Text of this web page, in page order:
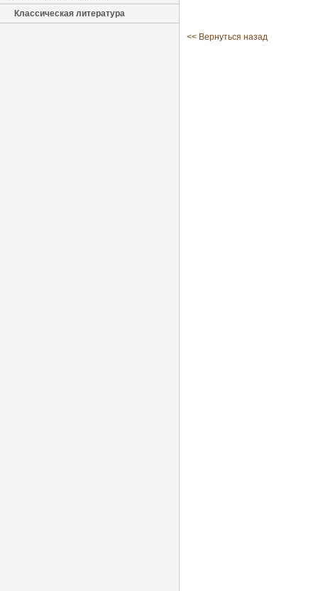
Классическая литература
<< Вернуться назад